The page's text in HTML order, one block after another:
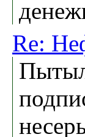
Re: